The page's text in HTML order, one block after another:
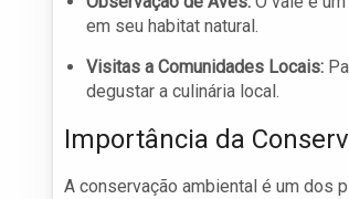
em seu habitat natural.
Visitas a Comunidades Locais:
degustar a culinária local.
Importância da
A conservação ambiental é um dos